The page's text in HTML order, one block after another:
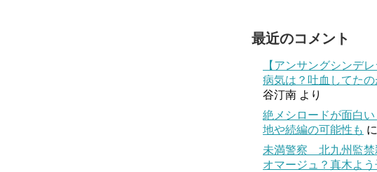
最近のコメント
【アンサングシンデ
病気は？吐血してた
谷汀南 より
絶メシロードが面白
地や続編の可能性も に
未満警察 北九州監禁
オマージュ？真木よ